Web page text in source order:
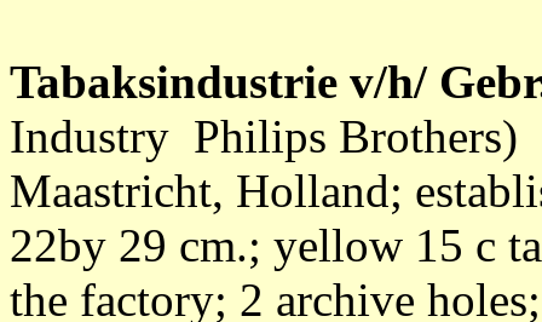
Tabaksindustrie v/h/
Industry Philips Brothers)
Maastricht, Holland;
22by 29 cm.; yellow 15 c
the factory; 2 archive